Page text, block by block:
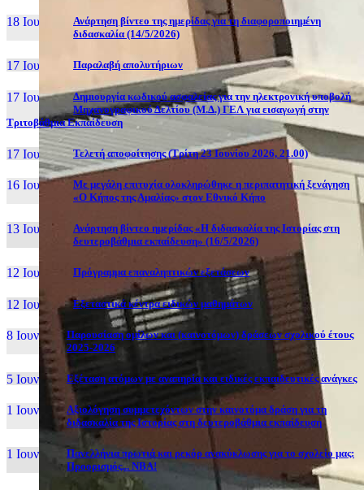
18 Ιουν, 26
Ανάρτηση βίντεο της ημερίδας για τη διαφοροποιημένη
διδασκαλία (14/5/2026)
17 Ιουν, 26 Παραλαβή απολυτήριων
17 Ιουν, 26
Δημιουργία κωδικού ασφαλείας για την ηλεκτρονική υποβολή
Μηχανογραφικού Δελτίου (Μ.Δ.) ΓΕΛ για εισαγωγή στην
Τριτοβάθμια Εκπαίδευση
17 Ιουν, 26 Τελετή αποφοίτησης (Τρίτη 23 Ιουνίου 2026, 21.00)
16 Ιουν, 26
Με μεγάλη επιτυχία ολοκληρώθηκε η περιπατητική ξενάγηση
«Ο Κήπος της Αμαλίας» στον Εθνικό Κήπο
13 Ιουν, 26
Ανάρτηση βίντεο ημερίδας «Η διδασκαλία της Ιστορίας στη
δευτεροβάθμια εκπαίδευση» (16/5/2026)
12 Ιουν, 26 Πρόγραμμα επαναληπτικών εξετάσεων
12 Ιουν, 26 Εξεταστικά κέντρα ειδικών μαθημάτων
8 Ιουν, 26
Παρουσίαση ομίλων και (καινοτόμων) δράσεων σχολικού έτους
2025-2026
5 Ιουν, 26 Εξέταση ατόμων με αναπηρία και ειδικές εκπαιδευτικές ανάγκες
1 Ιουν, 26
Αξιολόγηση συμμετεχόντων στην καινοτόμα δράση για τη
διδασκαλία της Ιστορίας στη δευτεροβάθμια εκπαίδευση
1 Ιουν, 26
Πανελλήνια πρωτιά και ρεκόρ ανακύκλωσης για το σχολείο μας:
Προορισμός... NBA!